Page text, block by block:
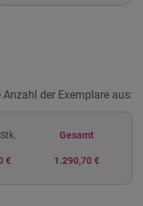
der Exemplare aus:
€
Gesamt
1.290,70 €